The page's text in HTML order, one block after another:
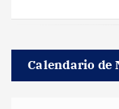
Calendario de